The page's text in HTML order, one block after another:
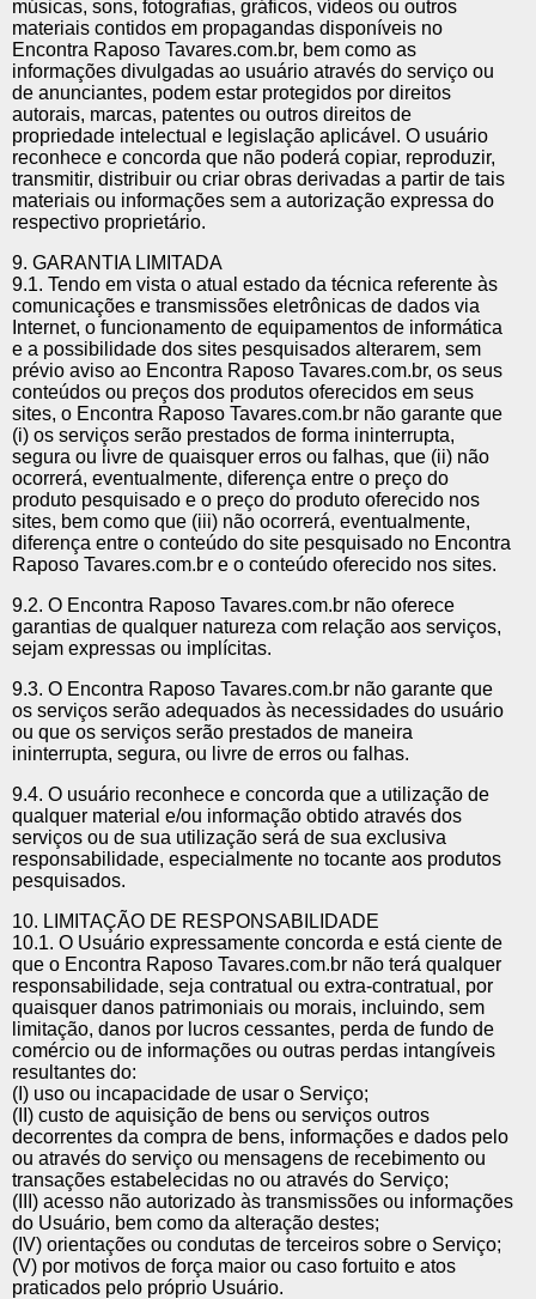
músicas, sons, fotografias, gráficos, vídeos ou outros
materiais contidos em propagandas disponíveis no
Encontra Raposo Tavares.com.br, bem como as
informações divulgadas ao usuário através do serviço ou
de anunciantes, podem estar protegidos por direitos
autorais, marcas, patentes ou outros direitos de
propriedade intelectual e legislação aplicável. O usuário
reconhece e concorda que não poderá copiar, reproduzir,
transmitir, distribuir ou criar obras derivadas a partir de tais
materiais ou informações sem a autorização expressa do
respectivo proprietário.
9. GARANTIA LIMITADA
9.1. Tendo em vista o atual estado da técnica referente às
comunicações e transmissões eletrônicas de dados via
Internet, o funcionamento de equipamentos de informática
e a possibilidade dos sites pesquisados alterarem, sem
prévio aviso ao Encontra Raposo Tavares.com.br, os seus
conteúdos ou preços dos produtos oferecidos em seus
sites, o Encontra Raposo Tavares.com.br não garante que
(i) os serviços serão prestados de forma ininterrupta,
segura ou livre de quaisquer erros ou falhas, que (ii) não
ocorrerá, eventualmente, diferença entre o preço do
produto pesquisado e o preço do produto oferecido nos
sites, bem como que (iii) não ocorrerá, eventualmente,
diferença entre o conteúdo do site pesquisado no Encontra
Raposo Tavares.com.br e o conteúdo oferecido nos sites.
9.2. O Encontra Raposo Tavares.com.br não oferece
garantias de qualquer natureza com relação aos serviços,
sejam expressas ou implícitas.
9.3. O Encontra Raposo Tavares.com.br não garante que
os serviços serão adequados às necessidades do usuário
ou que os serviços serão prestados de maneira
ininterrupta, segura, ou livre de erros ou falhas.
9.4. O usuário reconhece e concorda que a utilização de
qualquer material e/ou informação obtido através dos
serviços ou de sua utilização será de sua exclusiva
responsabilidade, especialmente no tocante aos produtos
pesquisados.
10. LIMITAÇÃO DE RESPONSABILIDADE
10.1. O Usuário expressamente concorda e está ciente de
que o Encontra Raposo Tavares.com.br não terá qualquer
responsabilidade, seja contratual ou extra-contratual, por
quaisquer danos patrimoniais ou morais, incluindo, sem
limitação, danos por lucros cessantes, perda de fundo de
comércio ou de informações ou outras perdas intangíveis
resultantes do:
(I) uso ou incapacidade de usar o Serviço;
(II) custo de aquisição de bens ou serviços outros
decorrentes da compra de bens, informações e dados pelo
ou através do serviço ou mensagens de recebimento ou
transações estabelecidas no ou através do Serviço;
(III) acesso não autorizado às transmissões ou informações
do Usuário, bem como da alteração destes;
(IV) orientações ou condutas de terceiros sobre o Serviço;
(V) por motivos de força maior ou caso fortuito e atos
praticados pelo próprio Usuário.